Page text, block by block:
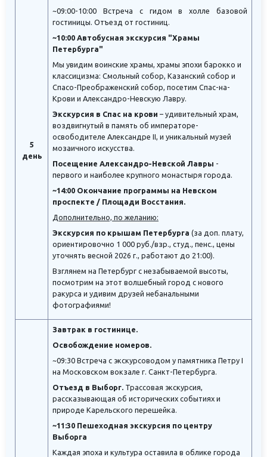
5
день
~09:00-10:00 Встреча с гидом в холле базовой
гостиницы. Отъезд от гостиниц.
~10:00 Автобусная экскурсия "Храмы
Петербурга"
Мы увидим воинские храмы, храмы эпохи барокко и
классицизма: Смольный собор, Казанский собор и
Спасо-Преображенский собор, посетим Спас-на-
Крови и Александро-Невскую Лавру.
Экскурсия в Спас на крови – удивительный храм,
воздвигнутый в память об императоре-
освободителе Александре II, и уникальный музей
мозаичного искусства.
Посещение Александро-Невской Лавры -
первого и наиболее крупного монастыря города.
~14:00 Окончание программы на Невском
проспекте / Площади Восстания.
Дополнительно, по желанию:
Экскурсия по крышам Петербурга (за доп. плату,
ориентировочно 1 000 руб./взр., студ., пенс., цены
уточнять весной 2026 г., работают до 21:00).
Взглянем на Петербург с незабываемой высоты,
посмотрим на этот волшебный город с нового
ракурса и удивим друзей небанальными
фотографиями!
Завтрак в гостинице.
Освобождение номеров.
~09:30 Встреча с экскурсоводом у памятника Петру I
на Московском вокзале г. Санкт-Петербурга.
Отъезд в Выборг. Трассовая экскурсия,
рассказывающая об исторических событиях и
природе Карельского перешейка.
~11:30 Пешеходная экскурсия по центру
Выборга
Каждая эпоха и культура оставила в облике города